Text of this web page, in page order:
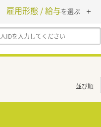
雇用形態 / 給与を選ぶ
並び順